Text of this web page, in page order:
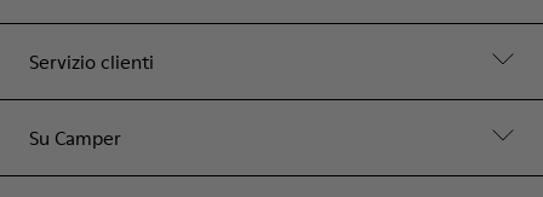
Servizio clienti
Su Camper